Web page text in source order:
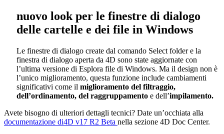
nuovo look per le finestre di dialogo
delle cartelle e dei file in Windows
Le finestre di dialogo create dal comando Select foldere la
finestra di dialogo aperta da 4D sono state aggiornate con
l’ultima versione di Esplora file di Windows. Ma il design non è
l’unico miglioramento, questa funzione include cambiamenti
significativi come il miglioramento del filtraggio,
dell’ordinamento, del raggruppamento e dell’impilamento.
Avete bisogno di ulteriori dettagli tecnici? Date un’occhiata alla
documentazione di4D v17 R2 Beta nella sezione 4D Doc Center.